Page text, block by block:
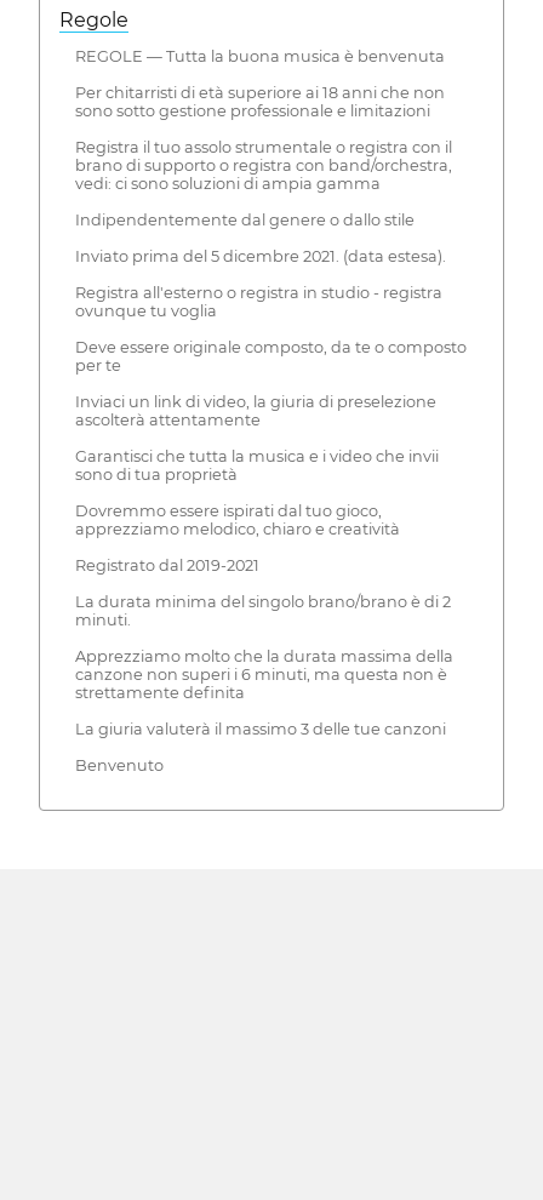
Regole
REGOLE — Tutta la buona musica è benvenuta
Per chitarristi di età superiore ai 18 anni che non
sono sotto gestione professionale e limitazioni
Registra il tuo assolo strumentale o registra con il
brano di supporto o registra con band/orchestra,
vedi: ci sono soluzioni di ampia gamma
Indipendentemente dal genere o dallo stile
Inviato prima del 5 dicembre 2021. (data estesa).
Registra all'esterno o registra in studio - registra
ovunque tu voglia
Deve essere originale composto, da te o composto
per te
Inviaci un link di video, la giuria di preselezione
ascolterà attentamente
Garantisci che tutta la musica e i video che invii
sono di tua proprietà
Dovremmo essere ispirati dal tuo gioco,
apprezziamo melodico, chiaro e creatività
Registrato dal 2019-2021
La durata minima del singolo brano/brano è di 2
minuti.
Apprezziamo molto che la durata massima della
canzone non superi i 6 minuti, ma questa non è
strettamente definita
La giuria valuterà il massimo 3 delle tue canzoni
Benvenuto